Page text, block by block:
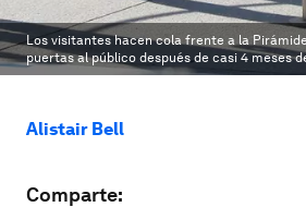
Los visitantes hacen cola frente a la
puertas al público después de casi 4 meses
Alistair Bell
Comparte: